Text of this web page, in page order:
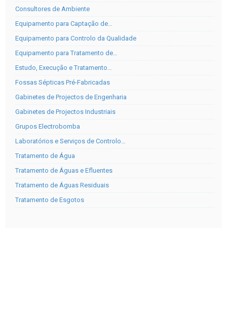
Consultores de Ambiente
Equipamento para Captação de…
Equipamento para Controlo da Qualidade
Equipamento para Tratamento de…
Estudo, Execução e Tratamento…
Fossas Sépticas Pré-Fabricadas
Gabinetes de Projectos de Engenharia
Gabinetes de Projectos Industriais
Grupos Electrobomba
Laboratórios e Serviços de Controlo…
Tratamento de Água
Tratamento de Águas e Efluentes
Tratamento de Águas Residuais
Tratamento de Esgotos